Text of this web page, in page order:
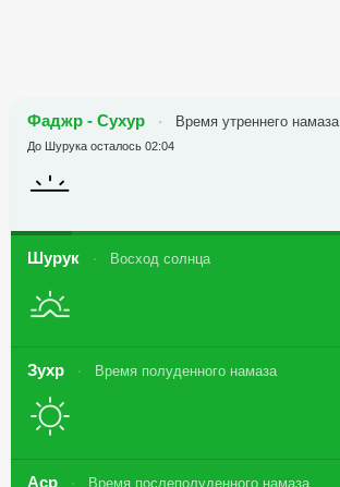
Фаджр - Сухур Время утреннего намаза
До Шурука осталось 02:04
Шурук Восход солнца
Зухр Время полуденного намаза
Аср Время послеполуденного намаза